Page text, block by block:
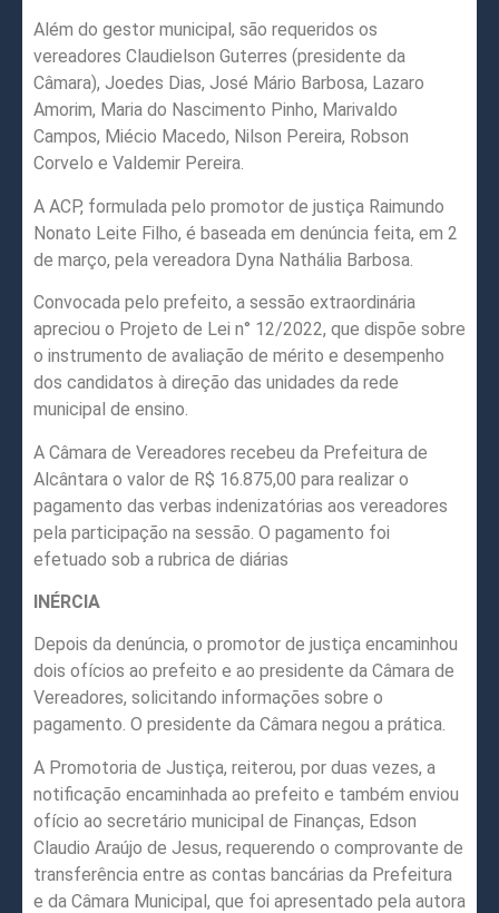
Além do gestor municipal, são requeridos os
vereadores Claudielson Guterres (presidente da
Câmara), Joedes Dias, José Mário Barbosa, Lazaro
Amorim, Maria do Nascimento Pinho, Marivaldo
Campos, Miécio Macedo, Nilson Pereira, Robson
Corvelo e Valdemir Pereira.
A ACP, formulada pelo promotor de justiça Raimundo
Nonato Leite Filho, é baseada em denúncia feita, em 2
de março, pela vereadora Dyna Nathália Barbosa.
Convocada pelo prefeito, a sessão extraordinária
apreciou o Projeto de Lei n° 12/2022, que dispõe sobre
o instrumento de avaliação de mérito e desempenho
dos candidatos à direção das unidades da rede
municipal de ensino.
A Câmara de Vereadores recebeu da Prefeitura de
Alcântara o valor de R$ 16.875,00 para realizar o
pagamento das verbas indenizatórias aos vereadores
pela participação na sessão. O pagamento foi
efetuado sob a rubrica de diárias
INÉRCIA
Depois da denúncia, o promotor de justiça encaminhou
dois ofícios ao prefeito e ao presidente da Câmara de
Vereadores, solicitando informações sobre o
pagamento. O presidente da Câmara negou a prática.
A Promotoria de Justiça, reiterou, por duas vezes, a
notificação encaminhada ao prefeito e também enviou
ofício ao secretário municipal de Finanças, Edson
Claudio Araújo de Jesus, requerendo o comprovante de
transferência entre as contas bancárias da Prefeitura
e da Câmara Municipal, que foi apresentado pela autora